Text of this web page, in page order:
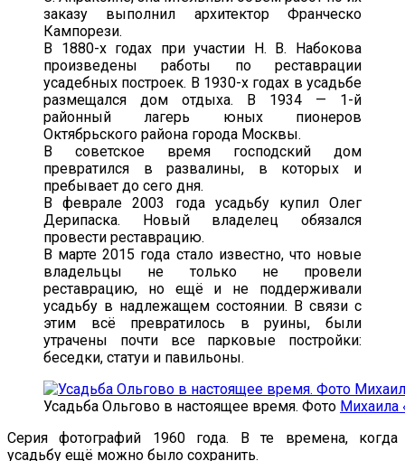
заказу выполнил архитектор Франческо
Кампорези.
В 1880-х годах при участии Н. В. Набокова
произведены работы по реставрации
усадебных построек. В 1930-х годах в усадьбе
размещался дом отдыха. В 1934 — 1-й
районный лагерь юных пионеров
Октябрьского района города Москвы.
В советское время господский дом
превратился в развалины, в которых и
пребывает до сего дня.
В феврале 2003 года усадьбу купил Олег
Дерипаска. Новый владелец обязался
провести реставрацию.
В марте 2015 года стало известно, что новые
владельцы не только не провели
реставрацию, но ещё и не поддерживали
усадьбу в надлежащем состоянии. В связи с
этим всё превратилось в руины, были
утрачены почти все парковые постройки:
беседки, статуи и павильоны.
Усадьба Ольгово в настоящее время. Фото Михаила
Серия фотографий 1960 года. В те времена, когда
усадьбу ещё можно было сохранить.